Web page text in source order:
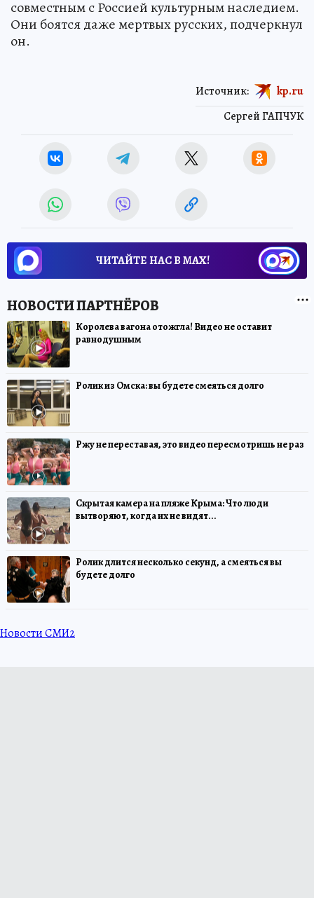
совместным с Россией культурным наследием.
Они боятся даже мертвых русских, подчеркнул
он.
Сергей ГАПЧУК
Источник: kp.ru
ЧИТАЙТЕ НАС В МАХ!
Королева вагона отожгла! Видео не оставит
равнодушным
Ролик из Омска: вы будете смеяться долго
Ржу не переставая, это видео пересмотришь не раз
Скрытая камера на пляже Крыма: Что люди
вытворяют, когда их не видят...
Ролик длится несколько секунд, а смеяться вы
будете долго
Новости СМИ2